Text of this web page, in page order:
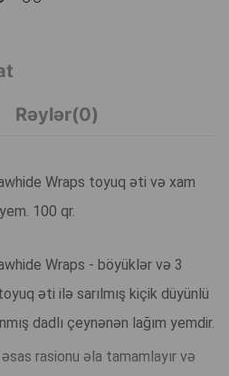
Rəylər(0)
Wraps toyuq əti və xam
100 qr.
Wraps - böyüklər və 3
əti ilə sarılmış kiçik düyünlü
dadlı çeynənən lağım yemdir.
rasionu əla tamamlayır və